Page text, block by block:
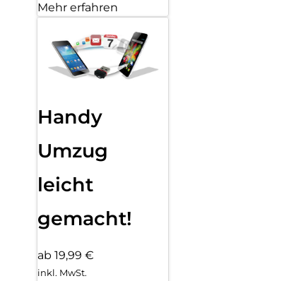
Mehr erfahren
Handy
Umzug
leicht
gemacht!
ab 19,99 €
inkl. MwSt.